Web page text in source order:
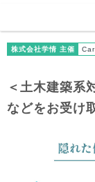
株式会社学情 主催
＜土木建築系
などをお受け